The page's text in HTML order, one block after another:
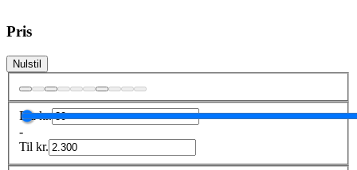
Pris
Nulstil
Frakr.
-
Til kr.